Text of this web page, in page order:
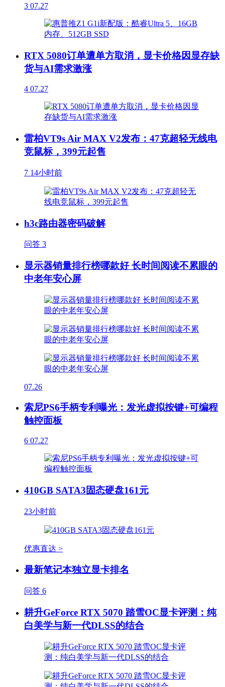
3 07.27
RTX 5080订单遭单方取消，显卡价格因显存缺
货与AI需求激涨
4 07.27
雷柏VT9s Air MAX V2发布：47克超轻无线电
竞鼠标，399元起售
7 14小时前
h3c路由器密码破解
问答 3
显示器销量排行榜哪款好 长时间阅读不累眼的
中老年安心屏
07.26
索尼PS6手柄专利曝光：发光虚拟按键+可编程
触控面板
6 07.27
410GB SATA3固态硬盘161元
23小时前
优惠直达 >
最新笔记本独立显卡排名
问答 6
耕升GeForce RTX 5070 踏雪OC显卡评测：纯
白美学与新一代DLSS的结合